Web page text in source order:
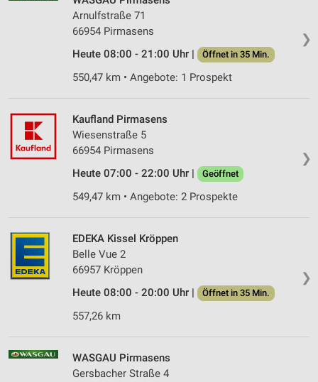
❯
Arnulfstraße 71
66954 Pirmasens
Heute 08:00 - 21:00 Uhr |
Öffnet in 35 Min.
550,47 km • Angebote: 1 Prospekt
❯
Kaufland Pirmasens
Wiesenstraße 5
66954 Pirmasens
Heute 07:00 - 22:00 Uhr |
Geöffnet
549,47 km • Angebote: 2 Prospekte
❯
EDEKA Kissel Kröppen
Belle Vue 2
66957 Kröppen
Heute 08:00 - 20:00 Uhr |
Öffnet in 35 Min.
557,26 km
WASGAU Pirmasens
Gersbacher Straße 4